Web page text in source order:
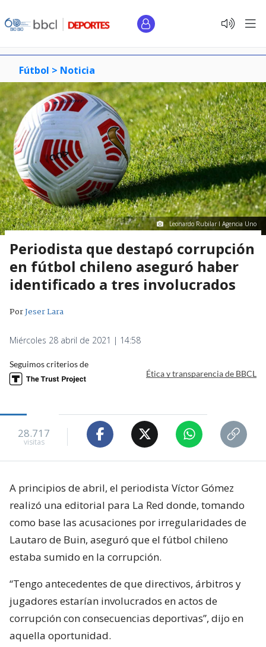
Fútbol > Noticia
Leonardo Rubilar I Agencia Uno
Periodista que destapó corrupción
en fútbol chileno aseguró haber
identificado a tres involucrados
PorJeser Lara
Miércoles 28 abril de 2021 | 14:58
Seguimos criterios de
Ética y transparencia de BBCL
28.717
visitas
A principios de abril, el periodista Víctor Gómez
realizó una editorial para La Red donde, tomando
como base las acusaciones por irregularidades de
Lautaro de Buin, aseguró que el fútbol chileno
estaba sumido en la corrupción.
“Tengo antecedentes de que directivos, árbitros y
jugadores estarían involucrados en actos de
corrupción con consecuencias deportivas”, dijo en
aquella oportunidad.